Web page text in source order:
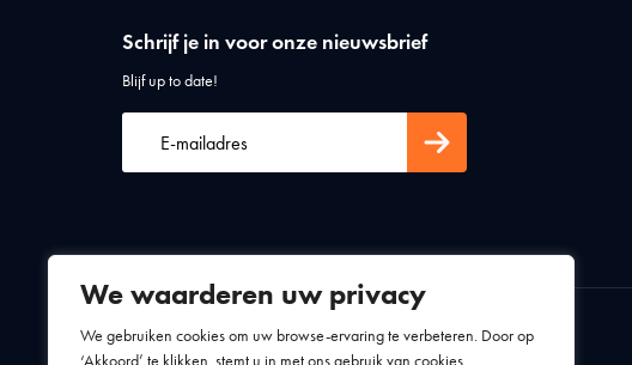
We waarderen uw privacy
We gebruiken cookies om uw browse-ervaring te verbeteren. Door op
‘Akkoord’ te klikken, stemt u in met ons gebruik van cookies.
Schrijf je in voor onze nieuwsbrief
Blijf up to date!
Algemene voorwaardenPrivacy statement